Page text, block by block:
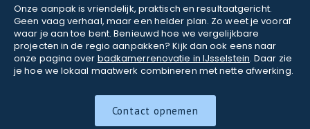
Onze aanpak is vriendelijk, praktisch en resultaatgericht.
Geen vaag verhaal, maar een helder plan. Zo weet je vooraf
waar je aan toe bent. Benieuwd hoe we vergelijkbare
projecten in de regio aanpakken? Kijk dan ook eens naar
onze pagina over badkamerrenovatie in IJsselstein. Daar zie
je hoe we lokaal maatwerk combineren met nette afwerking.
Contact opnemen